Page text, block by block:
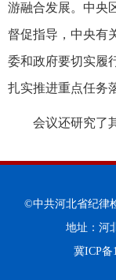
游融合发展。中央
督促指导，中央有
委和政府要切实履
扎实推进重点任务
会议还研究了
©中共河北省纪
地址：河
冀ICP备